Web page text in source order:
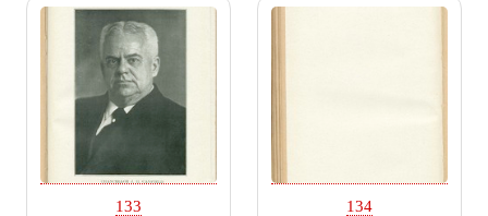
133 134